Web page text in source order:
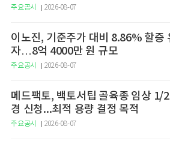
주요공시 2026-08-07
이노진, 기준주가 대비 8.86% 할증
자…8억 4000만 원 규모
주요공시 2026-08-07
메드팩토, 백토서팁 골육종 임상 1/
경 신청...최적 용량 결정 목적
주요공시 2026-08-07